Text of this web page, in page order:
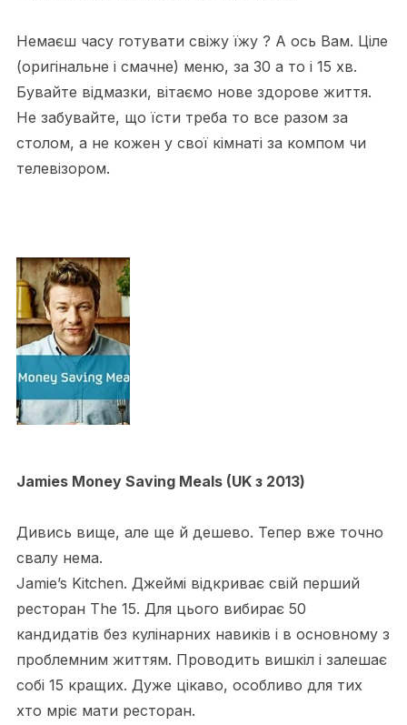
Немаєш часу готувати свіжу їжу ? А ось Вам. Ціле
(оригінальне і смачне) меню, за 30 а то і 15 хв.
Бувайте відмазки, вітаємо нове здорове життя.
Не забувайте, що їсти треба то все разом за
столом, а не кожен у свої кімнаті за компом чи
телевізором.
Jamies Money Saving Meals (UK з 2013)
Дивись вище, але ще й дешево. Тепер вже точно
свалу нема.
Jamie’s Kitchen. Джеймі відкриває свій перший
ресторан The 15. Для цього вибирає 50
кандидатів без кулінарних навиків і в основному з
проблемним життям. Проводить вишкіл і залешає
собі 15 кращих. Дуже цікаво, особливо для тих
хто мріє мати ресторан.